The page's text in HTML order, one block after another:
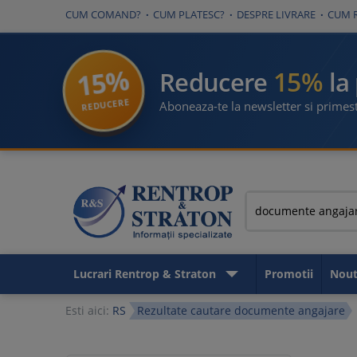
CUM COMAND? CUM PLATESC? DESPRE LIVRARE CUM
15%
REDUCERE
Reducere 15%
Aboneaza-te la newsletter si
Lucrari Rentrop & Straton Promotii
Esti aici: RS Rezultate cautare documente angajare